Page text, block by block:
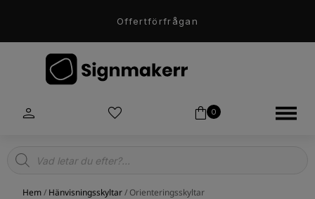
Offertförfrågan
0
Products
search
Hem/ Hänvisningsskyltar/ Orienteringsskyltar